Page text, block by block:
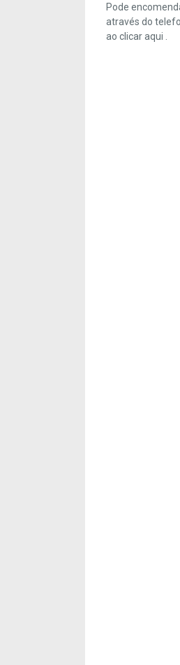
Pode
através do
ao clicaraqui